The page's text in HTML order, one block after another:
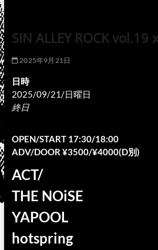
SIN ALLEY ROCK vol.19
2025年9月21日
日時
2025/09/21/日曜日
終日
OPEN/START 17:30/18:00
ADV/DOOR ¥3500/¥4000(D別)
ACT/
THE NOiSE
YAPOOL
hotspring